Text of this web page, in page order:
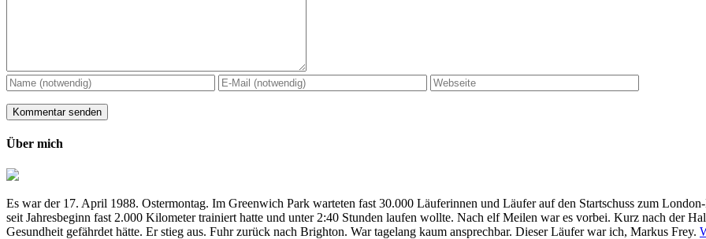
Über mich
Es war der 17. April 1988. Ostermontag. Im Greenwich Park warteten fast 30.000 Läuferinnen und Läufer auf den Startschuss zum
seit Jahresbeginn fast 2.000 Kilometer trainiert hatte und unter 2:40 Stunden laufen wollte. Nach elf Meilen war es vorbei. Kurz nach der
Gesundheit gefährdet hätte. Er stieg aus. Fuhr zurück nach Brighton. War tagelang kaum ansprechbar. Dieser Läufer war ich, Markus Frey.